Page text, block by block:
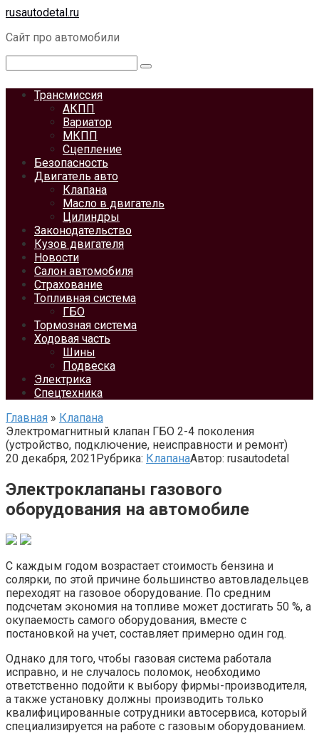
Перейти
контенту
rusautodetal.ru
Сайт про автомобили
Трансмиссия
АКПП
Вариатор
МКПП
Сцепление
Безопасность
Двигатель авто
Клапана
Масло в двигатель
Цилиндры
Законодательство
Кузов двигателя
Новости
Салон автомобиля
Страхование
Топливная система
ГБО
Тормозная система
Ходовая часть
Шины
Подвеска
Электрика
Спецтехника
Главная » Клапана
Электромагнитный клапан ГБО 2-4 поколения
(устройство, подключение, неисправности и ремонт)
20 декабря, 2021Рубрика: КлапанаАвтор: rusautodetal
Электроклапаны газового
оборудования на автомобиле
С каждым годом возрастает стоимость бензина и
солярки, по этой причине большинство автовладельцев
переходят на газовое оборудование. По средним
подсчетам экономия на топливе может достигать 50 %, а
окупаемость самого оборудования, вместе с
постановкой на учет, составляет примерно один год.
Однако для того, чтобы газовая система работала
исправно, и не случалось поломок, необходимо
ответственно подойти к выбору фирмы-производителя,
а также установку должны производить только
квалифицированные сотрудники автосервиса, который
специализируется на работе с газовым оборудованием.